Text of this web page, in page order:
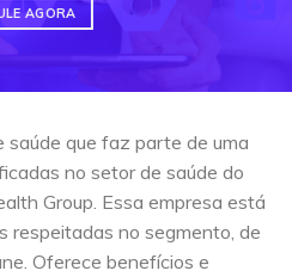
AGORA
saúde que faz parte de uma
no setor de saúde do
Group. Essa empresa está
respeitadas no segmento, de
Oferece benefícios e